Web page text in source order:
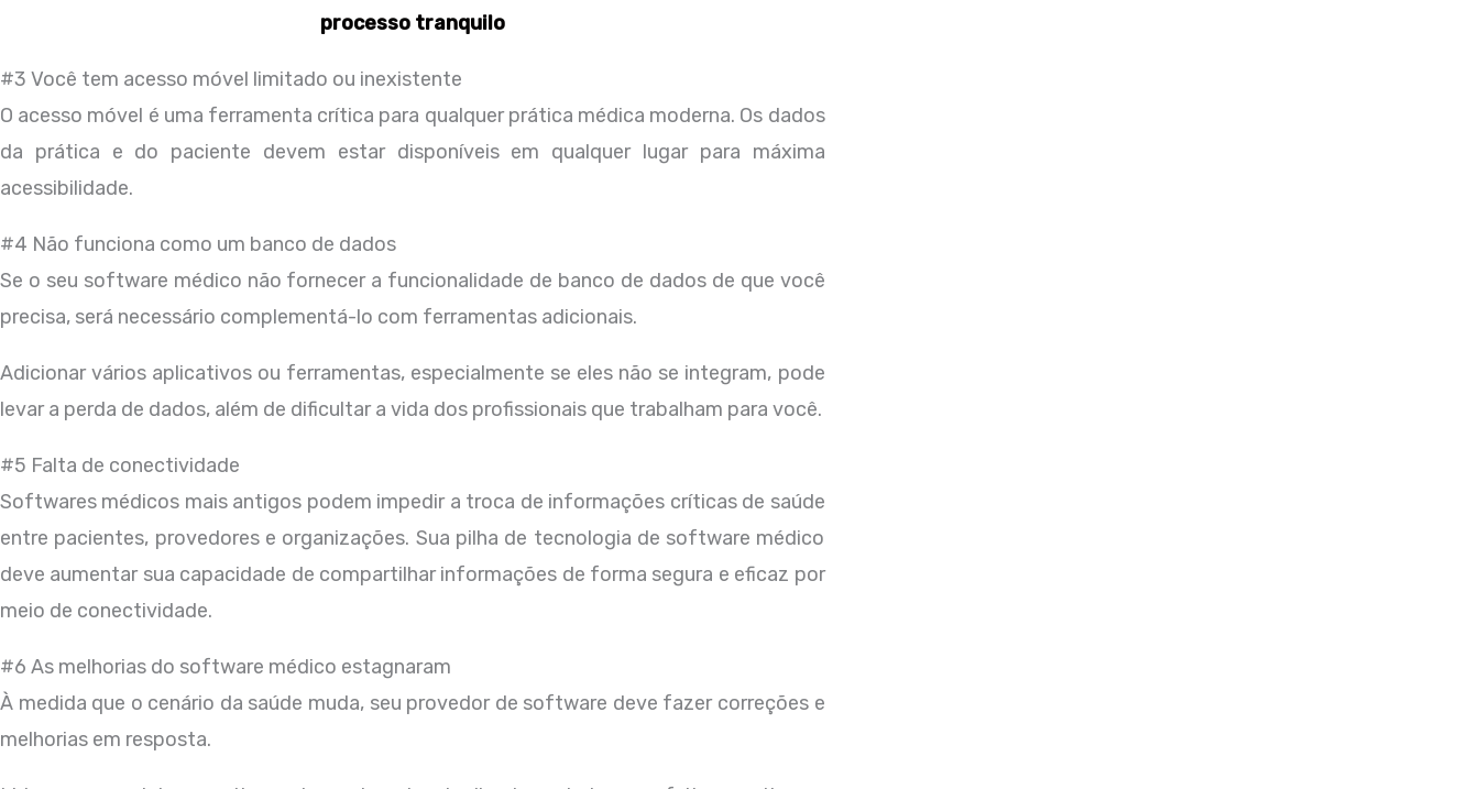
processo tranquilo
#3 Você tem acesso móvel limitado ou inexistente
O acesso móvel é uma ferramenta crítica para qualquer prática médica moderna. Os dados
da prática e do paciente devem estar disponíveis em qualquer lugar para máxima
acessibilidade.
#4 Não funciona como um banco de dados
Se o seu software médico não fornecer a funcionalidade de banco de dados de que você
precisa, será necessário complementá-lo com ferramentas adicionais.
Adicionar vários aplicativos ou ferramentas, especialmente se eles não se integram, pode
levar a perda de dados, além de dificultar a vida dos profissionais que trabalham para você.
#5 Falta de conectividade
Softwares médicos mais antigos podem impedir a troca de informações críticas de saúde
entre pacientes, provedores e organizações. Sua pilha de tecnologia de software médico
deve aumentar sua capacidade de compartilhar informações de forma segura e eficaz por
meio de conectividade.
#6 As melhorias do software médico estagnaram
À medida que o cenário da saúde muda, seu provedor de software deve fazer correções e
melhorias em resposta.